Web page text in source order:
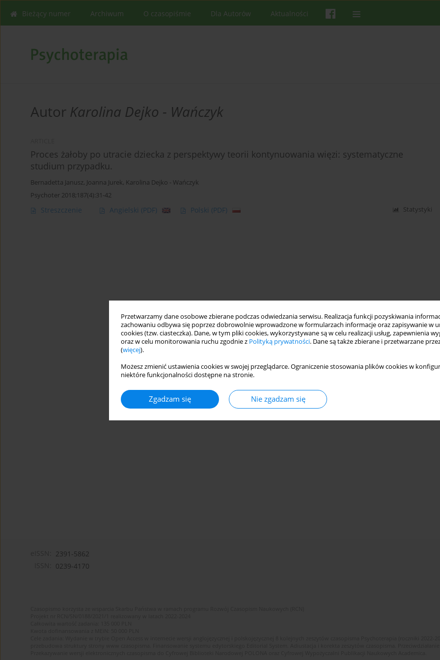
Przetwarzamy dane osobowe zbierane podczas odwiedzania serwisu. Realizacja funkcji pozyskiwania
zachowaniu odbywa się poprzez dobrowolnie wprowadzone w formularzach informacje oraz zapisywanie w
cookies (tzw. ciasteczka). Dane, w tym pliki cookies, wykorzystywane są w celu realizacji usług, zapewnienia
oraz w celu monitorowania ruchu zgodnie z Polityką prywatności. Dane są także zbierane i przetwarzane
(więcej).
Możesz zmienić ustawienia cookies w swojej przeglądarce. Ograniczenie stosowania plików cookies w
niektóre funkcjonalności dostępne na stronie.
Zgadzam się Nie zgadzam się
Bieżący numer Archiwum O czasopiśmie Dla Autorów Aktualności
Autor Karolina Dejko - Wańczyk
Proces żałoby po utracie dziecka z perspektywy teorii kontynuowania więzi: systematyczne
studium przypadku.
Bernadetta Janusz, Joanna Jurek, Karolina Dejko - Wańczyk
Psychoter 2018;187(4):31-42
Streszczenie Angielski (PDF) Polski (PDF) Statystyki
2391-5862
0239-4170